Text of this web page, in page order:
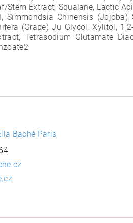
Stem Extract, Squalane, Lactic
Simmondsia Chinensis
(Grape) Ju Glycol, Xylitol,
Tetrasodium Glutamate
Baché Paris